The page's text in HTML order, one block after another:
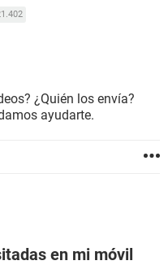
¿Quién los envía?
ayudarte.
en mi móvil